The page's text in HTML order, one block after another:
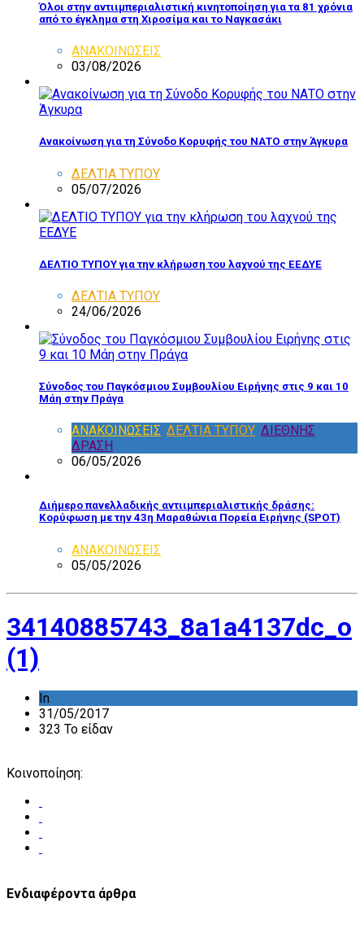
Όλοι στην αντιιμπεριαλιστική κινητοποίηση για τα 81 χρόνια
από το έγκλημα στη Χιροσίμα και το Ναγκασάκι
ΑΝΑΚΟΙΝΩΣΕΙΣ
03/08/2026
Ανακοίνωση για τη Σύνοδο Κορυφής του ΝΑΤΟ στην Άγκυρα
ΔΕΛΤΙΑ ΤΥΠΟΥ
05/07/2026
ΔΕΛΤΙΟ ΤΥΠΟΥ για την κλήρωση του λαχνού της ΕΕΔΥΕ
ΔΕΛΤΙΑ ΤΥΠΟΥ
24/06/2026
Σύνοδος του Παγκόσμιου Συμβουλίου Ειρήνης στις 9 και 10
Μάη στην Πράγα
ΑΝΑΚΟΙΝΩΣΕΙΣ ΔΕΛΤΙΑ ΤΥΠΟΥ ΔΙΕΘΝΗΣ
ΔΡΑΣΗ
06/05/2026
Διήμερο πανελλαδικής αντιιμπεριαλιστικής δράσης:
Κορύφωση με την 43η Μαραθώνια Πορεία Ειρήνης (SPOT)
ΑΝΑΚΟΙΝΩΣΕΙΣ
05/05/2026
34140885743_8a1a4137dc_o
(1)
In
31/05/2017
323 Το είδαν
Κοινοποίηση:
Ενδιαφέροντα άρθρα